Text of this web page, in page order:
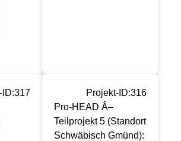
ID:317
Projekt-ID:316
Pro-HEAD Â–
Teilprojekt 5 (Standort
Schwäbisch Gmünd):